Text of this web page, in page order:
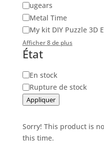
ugears
Metal Time
My kit DIY Puzzle 3D
Afficher 8 de plus
État
Disponibilité
En stock
Rupture de stock
Appliquer
Sorry! This product is
this time.